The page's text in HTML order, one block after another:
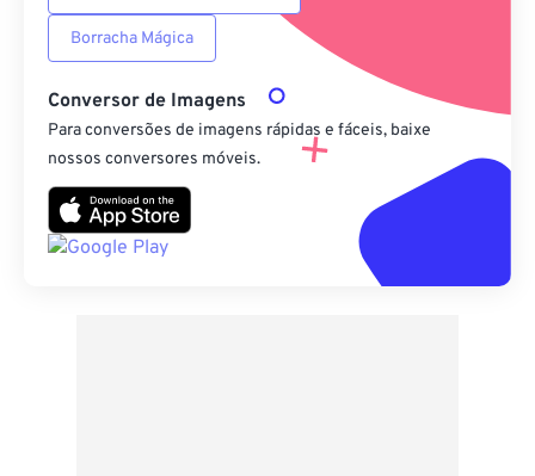
Borracha Mágica
Conversor de Imagens
Para conversões de imagens rápidas e fáceis, baixe
nossos conversores móveis.